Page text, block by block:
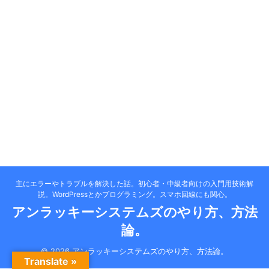
主にエラーやトラブルを解決した話。初心者・中級者向けの入門用技術解
説。WordPressとかプログラミング。スマホ回線にも関心。
アンラッキーシステムズのやり方、方法
論。
© 2026 アンラッキーシステムズのやり方、方法論。
Translate »